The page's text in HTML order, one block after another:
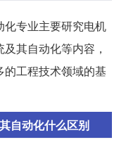
化专业主要研究电机
其自动化等内容，
工程技术领域的基
自动化什么区别